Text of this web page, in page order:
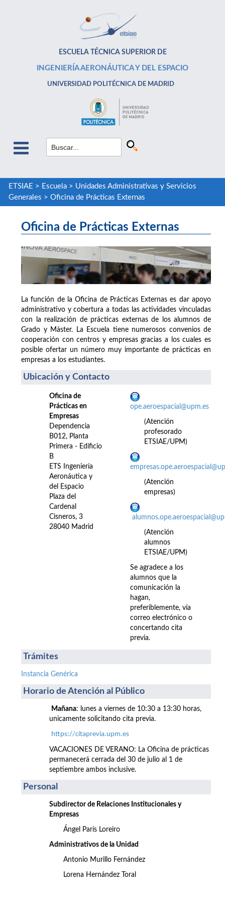
ESCUELA TÉCNICA SUPERIOR DE
INGENIERÍA AERONÁUTICA Y DEL ESPACIO
UNIVERSIDAD POLITÉCNICA DE MADRID
ETSIAE > Escuela> Unidades Administrativas y Servicios
Generales > Oficina de Prácticas Externas
Oficina de Prácticas Externas
La función de la Oficina de Prácticas Externas es dar apoyo
administrativo y cobertura a todas las actividades vinculadas
con la realización de prácticas externas de los alumnos de
Grado y Máster. La Escuela tiene numerosos convenios de
cooperación con centros y empresas gracias a los cuales es
posible ofertar un número muy importante de prácticas en
empresas a los estudiantes.
Ubicación y Contacto
Oficina de
Prácticas en
Empresas
Dependencia
B012, Planta
Primera - Edificio
B
ETS Ingeniería
Aeronáutica y
del Espacio
Plaza del
Cardenal
Cisneros, 3
28040 Madrid
ope.aeroespacial@upm.es
(Atención
profesorado
ETSIAE/UPM)
(Atención
empresas)
(Atención
alumnos
ETSIAE/UPM)
Se agradece a los
alumnos que la
comunicación la
hagan,
preferiblemente, vía
correo electrónico o
concertando cita
previa.
Trámites
Instancia Genérica
Horario de Atención al Público
Mañana: lunes a viernes de 10:30 a 13:30 horas,
unicamente solicitando cita previa.
https://citaprevia.upm.es
VACACIONES DE VERANO: La Oficina de prácticas
permanecerá cerrada del 30 de julio al 1 de
septiembre ambos inclusive.
Personal
Subdirector de Relaciones Institucionales y
Empresas
Ángel París Loreiro
Administrativos de la Unidad
Antonio Murillo Fernández
Lorena Hernández Toral